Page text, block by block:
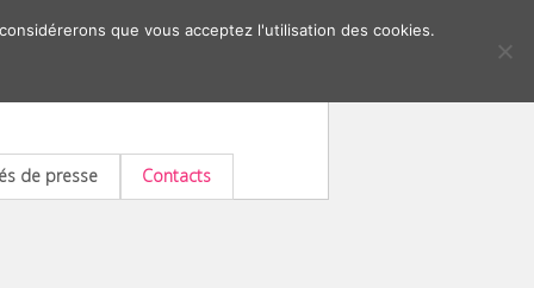
de presse Contacts
que vous acceptez l'utilisation des cookies.